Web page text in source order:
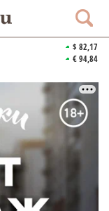
$ 82,17
€ 94,84